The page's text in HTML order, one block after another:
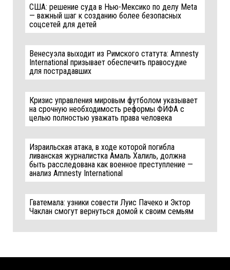
США: решение суда в Нью-Мексико по делу Meta
— важный шаг к созданию более безопасных
соцсетей для детей
Венесуэла выходит из Римского статута: Amnesty
International призывает обеспечить правосудие
для пострадавших
Кризис управления мировым футболом указывает
на срочную необходимость реформы ФИФА с
целью полностью уважать права человека
Израильская атака, в ходе которой погибла
ливанская журналистка Амаль Халиль, должна
быть расследована как военное преступление —
анализ Amnesty International
Гватемала: узники совести Луис Пачеко и Эктор
Чаклан смогут вернуться домой к своим семьям